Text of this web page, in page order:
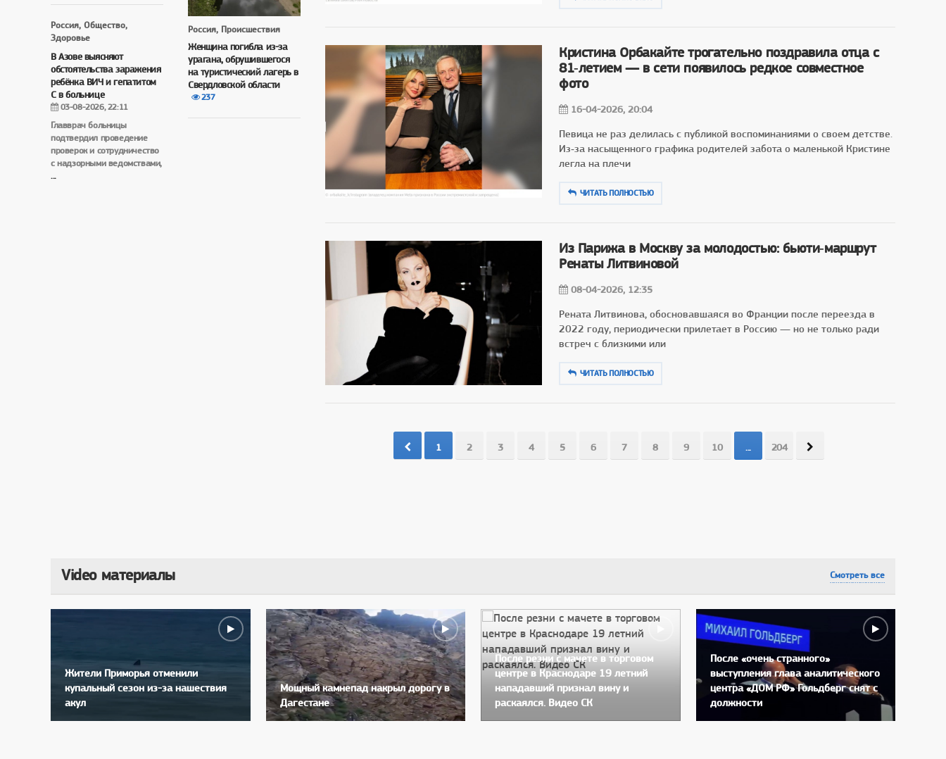
Россия, Общество,
Здоровье
В Азове выясняют
обстоятельства заражения
ребёнка ВИЧ и гепатитом
С в больнице
03-08-2026, 22:11
Главврач больницы
подтвердил проведение
проверок и сотрудничество
с надзорными ведомствами,
...
Россия, Происшествия
Женщина погибла из-за
урагана, обрушившегося
на туристический лагерь в
Свердловской области
237
Кристина Орбакайте трогательно поздравила отца с
81‑летием — в сети появилось редкое совместное
фото
16-04-2026, 20:04
Певица не раз делилась с публикой воспоминаниями о своем детстве.
Из‑за насыщенного графика родителей забота о маленькой Кристине
легла на плечи
ЧИТАТЬ ПОЛНОСТЬЮ
Из Парижа в Москву за молодостью: бьюти‑маршрут
Ренаты Литвиновой
08-04-2026, 12:35
Рената Литвинова, обосновавшаяся во Франции после переезда в
2022 году, периодически прилетает в Россию — но не только ради
встреч с близкими или
ЧИТАТЬ ПОЛНОСТЬЮ
1 2 3 4 5 6 7 8 9 10 ... 204
Video материалы Смотреть все
Жители Приморья отменили
купальный сезон из-за нашествия
акул
Мощный камнепад накрыл дорогу в
Дагестане
После резни с мачете в торговом
центре в Краснодаре 19 летний
нападавший признал вину и
раскаялся. Видео СК
После «очень странного»
выступления глава аналитического
центра «ДОМ РФ» Гольдберг снят с
должности